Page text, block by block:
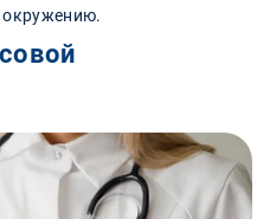
окружению.